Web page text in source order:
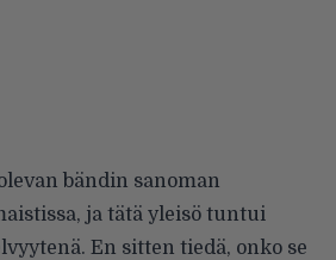
bändin sanoman
ja tätä yleisö tuntui
En sitten tiedä, onko se